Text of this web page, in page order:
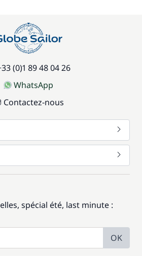
(0)1 89 48 04 26
WhatsApp
Contactez-nous
spécial été, last minute :
OK